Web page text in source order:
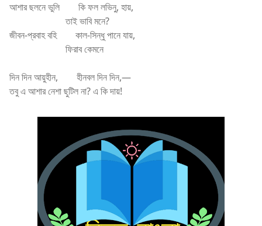
আশার ছলনে ভুলি
কি ফল লভিনু, হায়,
তাই ভাবি মনে?
জীবন-প্রবাহ বহি
কাল-সিন্ধু পানে যায়,
ফিরাব কেমনে
দিন দিন আয়ুহীন,
হীনবল দিন দিন,—
তবু এ আশার নেশা ছুটিল না? এ কি দায়!